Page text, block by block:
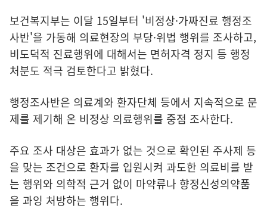
보건복지부는 이달 15일부터 '비정상·가짜진료 행정조
사반'을 가동해 의료현장의 부당·위법 행위를 조사하고,
비도덕적 진료행위에 대해서는 면허자격 정지 등 행정
처분도 적극 검토한다고 밝혔다.
행정조사반은 의료계와 환자단체 등에서 지속적으로 문
제를 제기해 온 비정상 의료행위를 중점 조사한다.
주요 조사 대상은 효과가 없는 것으로 확인된 주사제 등
을 맞는 조건으로 환자를 입원시켜 과도한 의료비를 받
는 행위와 의학적 근거 없이 마약류나 향정신성의약품
을 과잉 처방하는 행위다.